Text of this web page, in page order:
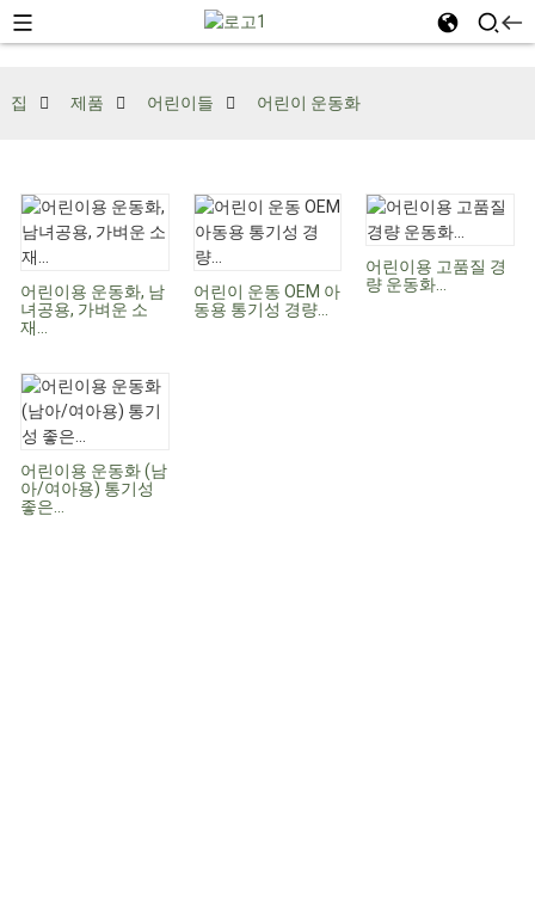
집 제품 어린이들 어린이 운동화
어린이용 운동화, 남
녀공용, 가벼운 소
재...
어린이 운동 OEM 아
동용 통기성 경량...
어린이용 고품질 경
량 운동화...
어린이용 운동화 (남
아/여아용) 통기성
좋은...